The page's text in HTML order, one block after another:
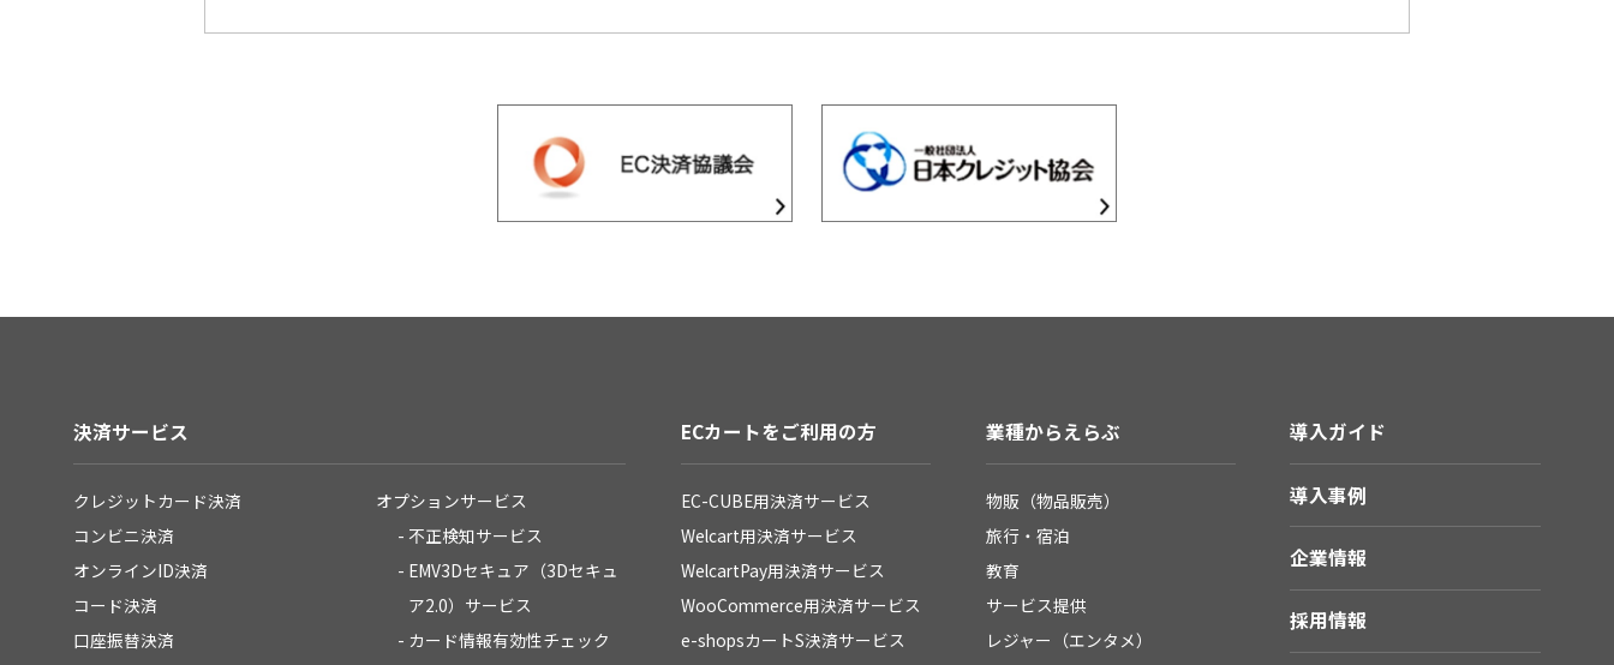
決済サービス
クレジットカード決済
コンビニ決済
オンラインID決済
コード決済
口座振替決済
オプションサービス
不正検知サービス
EMV3Dセキュア（3Dセキュ
ア2.0）サービス
カード情報有効性チェック
ECカートをご利用の方
EC-CUBE用決済サービス
Welcart用決済サービス
WelcartPay用決済サービス
WooCommerce用決済サービス
e-shopsカートS決済サービス
業種からえらぶ
物販（物品販売）
旅行・宿泊
教育
サービス提供
レジャー（エンタメ）
導入ガイド
導入事例
企業情報
採用情報